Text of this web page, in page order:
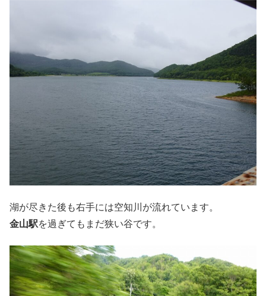
湖が尽きた後も右手には空知川が流れています。
金山駅を過ぎてもまだ狭い谷です。